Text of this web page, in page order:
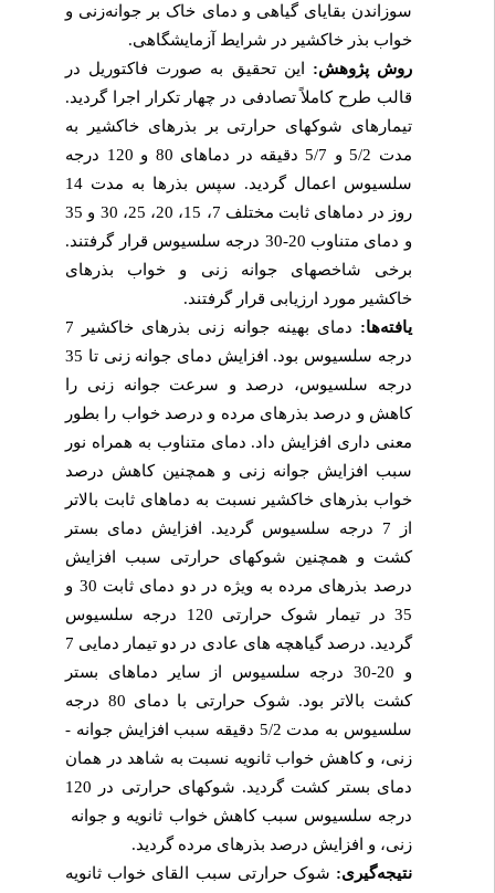
سوزاندن بقایای گیاهی و دمای خاک بر جوانه‌زنی و
خواب بذر خاکشیر در شرایط آزمایشگاهی.
روش پژوهش:این تحقیق بهصورت فاکتوریل در
قالب طرح کاملاً تصادفی در چهار تکرار اجرا گردید.
تیمارهای شوک­های حرارتی بر بذرهای خاکشیر به
مدت 5/2 و 5/7 دقیقه در دماهای 80 و 120 درجه
سلسیوس اعمال گردید. سپس بذرها به مدت 14
روز در دماهای ثابت مختلف 7، 15، 20، 25، 30 و 35
و دمای متناوب 20-30 درجه سلسیوس قرار گرفتند.
برخی شاخص­های جوانه­ زنی و خواب بذرهای
خاکشیر مورد ارزیابی قرار گرفتند.
یافته‌ها:
دمای بهینه جوانه ­زنی بذرهای خاکشیر 7
درجه سلسیوس بود. افزایش دمای جوانه ­زنی تا 35
درجه سلسیوس، درصد و سرعت جوانه ­زنی را
کاهش و درصد بذرهای مرده و درصد خواب را بطور
معنیداری افزایش داد. دمای متناوب به همراه نور
سبب افزایش جوانه­ زنی و همچنین کاهش درصد
خواب بذرهای خاکشیر نسبت به دماهای ثابت بالاتر
از 7 درجه سلسیوس گردید. افزایش دمای بستر
کشت و همچنین شوک­های حرارتی سبب افزایش
درصد بذرهای مرده به ویژه در دو دمای ثابت 30 و
35 در تیمار شوک حرارتی 120 درجه سلسیوس
گردید. درصد گیاهچه­ های عادی در دو تیمار دمایی 7
و 20-30 درجه سلسیوس از سایر دماهای بستر
کشت بالاتر بود. شوک حرارتی با دمای 80 درجه
سلسیوس به مدت 5/2 دقیقه سبب افزایش جوانه ­
زنی، و کاهش خواب ثانویه نسبت به شاهد در همان
دمای بستر کشت گردید. شوک­های حرارتی در 120
درجه سلسیوس سبب کاهش خواب ثانویه و جوانه
زنی، و افزایش درصد بذرهای مرده گردید.
نتیجه‌گیری:شوک حرارتی سبب القای خواب ثانویه